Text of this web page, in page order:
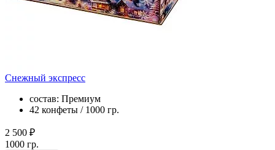
Снежный экспресс
состав: Премиум
42 конфеты / 1000 гр.
2 500 ₽
1000 гр.